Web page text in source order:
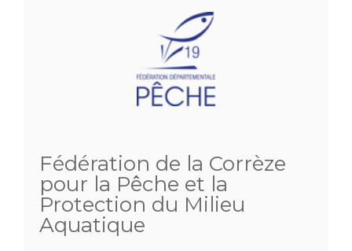
Fédération de la Corrèze
pour la Pêche et la
Protection du Milieu
Aquatique